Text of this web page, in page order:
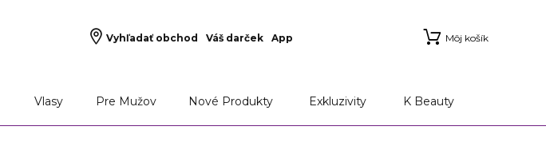
Vyhľadať obchod Váš darček App Môj košík
Vlasy Pre Mužov Nové Produkty Exkluzivity K Beauty